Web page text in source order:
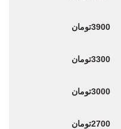
3900تومان
3300تومان
3000تومان
2700تومان